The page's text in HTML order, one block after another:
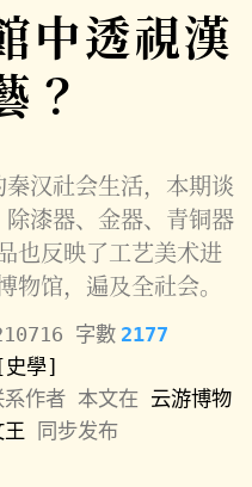
中透視漢
？
秦汉社会生活，本期谈
漆器、金器、青铜器
也反映了工艺美术进
馆，遍及全社会。
字數 2177
[史學]
作者 本文在 云游博物
王同步发布